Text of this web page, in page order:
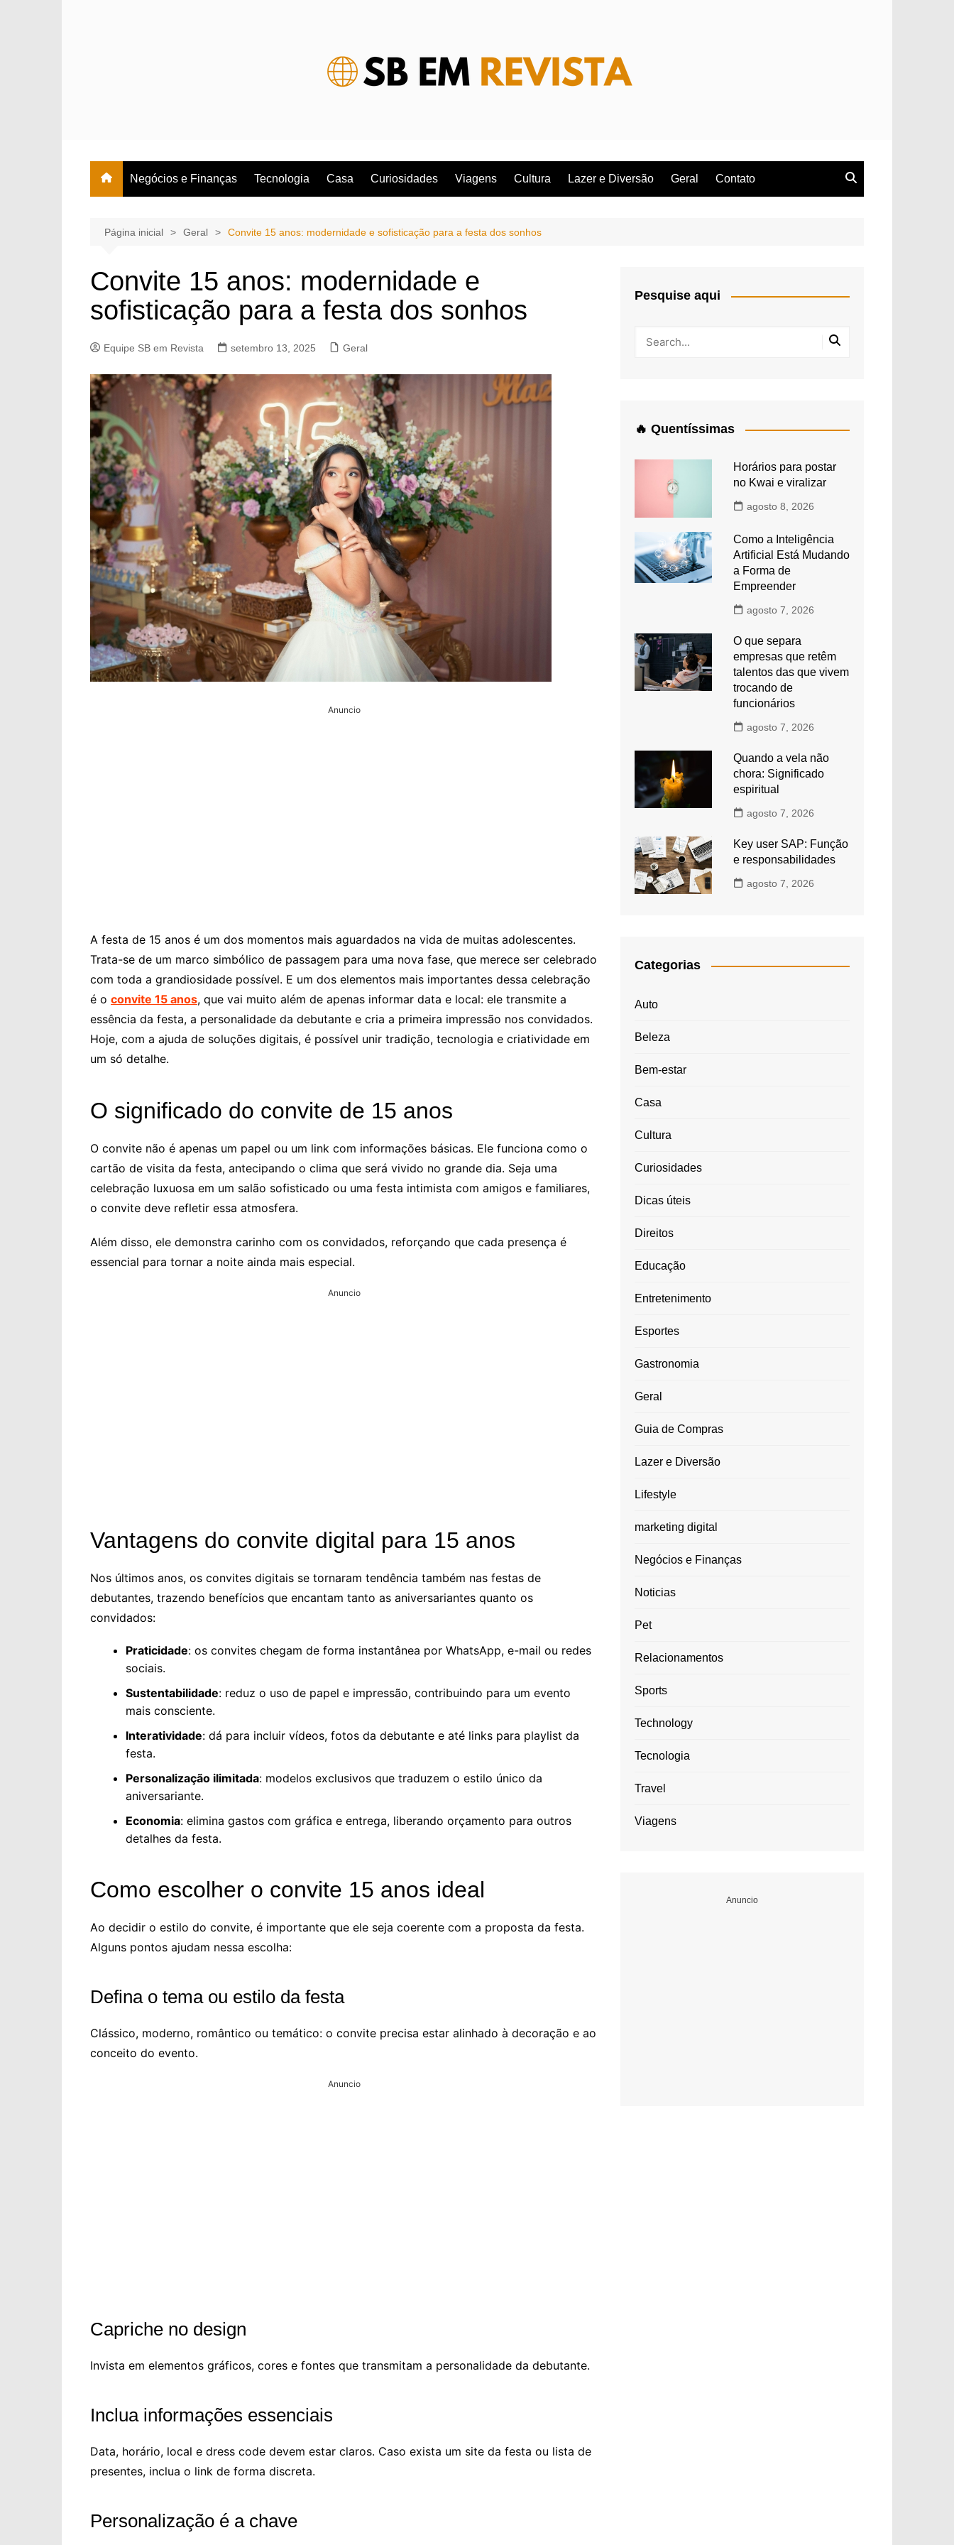
Negócios e Finanças Tecnologia Casa Curiosidades Viagens Cultura Lazer e Diversão Geral Contato
Página inicial Geral Convite 15 anos: modernidade e sofisticação para a festa dos sonhos
Convite 15 anos: modernidade e
sofisticação para a festa dos sonhos
Equipe SB em Revista setembro 13, 2025 Geral
Anuncio
A festa de 15 anos é um dos momentos mais aguardados na vida de muitas adolescentes.
Trata-se de um marco simbólico de passagem para uma nova fase, que merece ser celebrado
com toda a grandiosidade possível. E um dos elementos mais importantes dessa celebração
é o convite 15 anos, que vai muito além de apenas informar data e local: ele transmite a
essência da festa, a personalidade da debutante e cria a primeira impressão nos convidados.
Hoje, com a ajuda de soluções digitais, é possível unir tradição, tecnologia e criatividade em
um só detalhe.
O significado do convite de 15 anos
O convite não é apenas um papel ou um link com informações básicas. Ele funciona como o
cartão de visita da festa, antecipando o clima que será vivido no grande dia. Seja uma
celebração luxuosa em um salão sofisticado ou uma festa intimista com amigos e familiares,
o convite deve refletir essa atmosfera.
Além disso, ele demonstra carinho com os convidados, reforçando que cada presença é
essencial para tornar a noite ainda mais especial.
Anuncio
Vantagens do convite digital para 15 anos
Nos últimos anos, os convites digitais se tornaram tendência também nas festas de
debutantes, trazendo benefícios que encantam tanto as aniversariantes quanto os
convidados:
Praticidade: os convites chegam de forma instantânea por WhatsApp, e-mail ou redes
sociais.
Sustentabilidade: reduz o uso de papel e impressão, contribuindo para um evento
mais consciente.
Interatividade: dá para incluir vídeos, fotos da debutante e até links para playlist da
festa.
Personalização ilimitada: modelos exclusivos que traduzem o estilo único da
aniversariante.
Economia: elimina gastos com gráfica e entrega, liberando orçamento para outros
detalhes da festa.
Como escolher o convite 15 anos ideal
Ao decidir o estilo do convite, é importante que ele seja coerente com a proposta da festa.
Alguns pontos ajudam nessa escolha:
Defina o tema ou estilo da festa
Clássico, moderno, romântico ou temático: o convite precisa estar alinhado à decoração e ao
conceito do evento.
Anuncio
Capriche no design
Invista em elementos gráficos, cores e fontes que transmitam a personalidade da debutante.
Inclua informações essenciais
Data, horário, local e dress code devem estar claros. Caso exista um site da festa ou lista de
presentes, inclua o link de forma discreta.
Personalização é a chave
Pesquise aqui
🔥 Quentíssimas
Horários para postar
no Kwai e viralizar
agosto 8, 2026
Como a Inteligência
Artificial Está Mudando
a Forma de
Empreender
agosto 7, 2026
O que separa
empresas que retêm
talentos das que vivem
trocando de
funcionários
agosto 7, 2026
Quando a vela não
chora: Significado
espiritual
agosto 7, 2026
Key user SAP: Função
e responsabilidades
agosto 7, 2026
Categorias
Auto
Beleza
Bem-estar
Casa
Cultura
Curiosidades
Dicas úteis
Direitos
Educação
Entretenimento
Esportes
Gastronomia
Geral
Guia de Compras
Lazer e Diversão
Lifestyle
marketing digital
Negócios e Finanças
Noticias
Pet
Relacionamentos
Sports
Technology
Tecnologia
Travel
Viagens
Anuncio